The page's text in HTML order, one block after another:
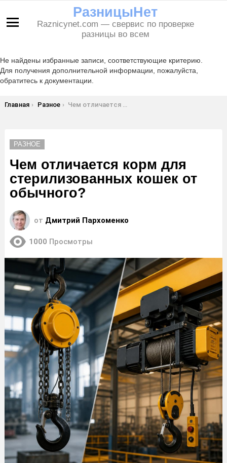
РазницыНет
Raznicynet.com — свервис по проверке
разницы во всем
Не найдены избранные записи, соответствующие критерию.
Для получения дополнительной информации, пожалуйста,
обратитесь к документации.
Вы здесь:
Главная Разное Чем отличается корм для стерилизованных кошек от обычного?
РАЗНОЕ
Чем отличается корм для
стерилизованных кошек от
обычного?
от Дмитрий Пархоменко
1000 Просмотры